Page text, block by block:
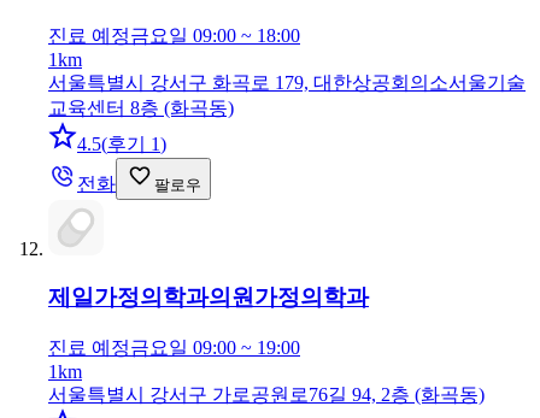
진료 예정금요일 09:00 ~ 18:00
1km
서울특별시 강서구 화곡로 179, 대한상공회의소서울기술
교육센터 8층 (화곡동)
4.5(후기 1)
전화
팔로우
제일가정의학과의원가정의학과
진료 예정금요일 09:00 ~ 19:00
1km
서울특별시 강서구 가로공원로76길 94, 2층 (화곡동)